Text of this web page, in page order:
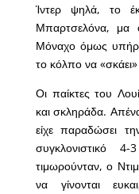
Ίντερ ψηλά, το
Μπαρτσελόνα, μα
Μόναχο όμως
το κόλπο να
Οι παίκτες του
και σκληράδα.
είχε παραδώσει
συγκλονιστικό
τιμωρούνταν, ο
να γίνονται